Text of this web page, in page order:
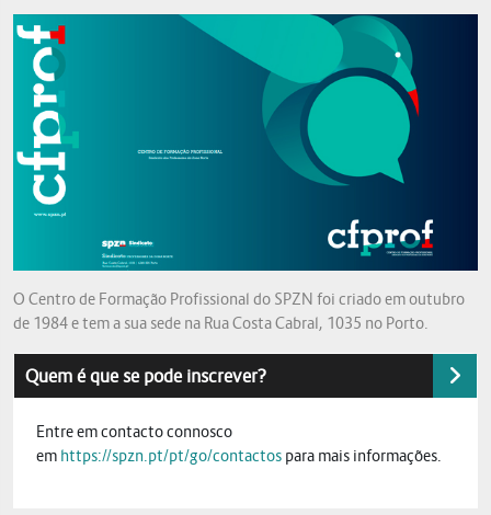
O Centro de Formação Profissional do SPZN foi criado em outubro
de 1984 e tem a sua sede na Rua Costa Cabral, 1035 no Porto.
Quem é que se pode inscrever?
Entre em contacto connosco
em https://spzn.pt/pt/go/contactos para mais informações.